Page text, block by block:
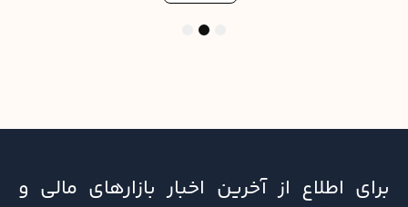
برای اطلاع از آخرین اخبار بازارهای مالی و